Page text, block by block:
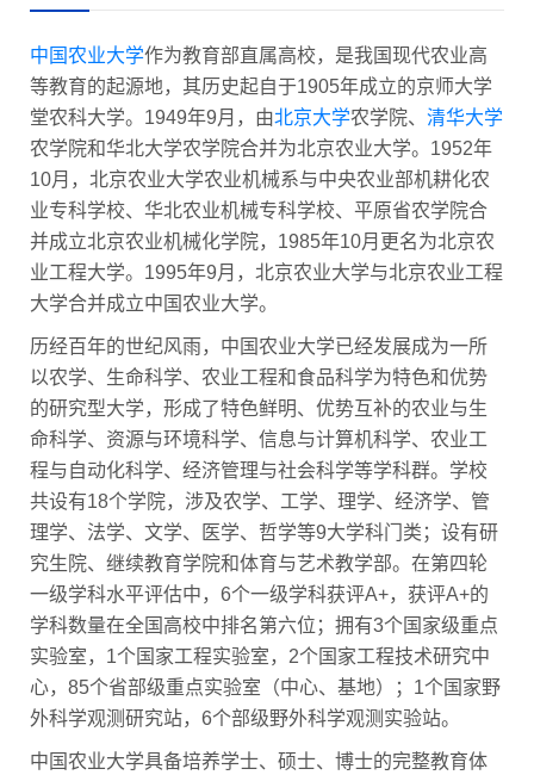
中国农业大学作为教育部直属高校，是我国现代农业高
等教育的起源地，其历史起自于1905年成立的京师大学
堂农科大学。1949年9月，由北京大学农学院、 清华大学
农学院和华北大学农学院合并为北京农业大学。1952年
10月，北京农业大学农业机械系与中央农业部机耕化农
业专科学校、华北农业机械专科学校、平原省农学院合
并成立北京农业机械化学院，1985年10月更名为北京农
业工程大学。1995年9月，北京农业大学与北京农业工程
大学合并成立中国农业大学。
历经百年的世纪风雨，中国农业大学已经发展成为一所
以农学、生命科学、农业工程和食品科学为特色和优势
的研究型大学，形成了特色鲜明、优势互补的农业与生
命科学、资源与环境科学、信息与计算机科学、农业工
程与自动化科学、经济管理与社会科学等学科群。学校
共设有18个学院，涉及农学、工学、理学、经济学、管
理学、法学、文学、医学、哲学等9大学科门类；设有研
究生院、继续教育学院和体育与艺术教学部。在第四轮
一级学科水平评估中，6个一级学科获评A+，获评A+的
学科数量在全国高校中排名第六位；拥有3个国家级重点
实验室，1个国家工程实验室，2个国家工程技术研究中
心，85个省部级重点实验室（中心、基地）；1个国家野
外科学观测研究站，6个部级野外科学观测实验站。
中国农业大学具备培养学士、硕士、博士的完整教育体